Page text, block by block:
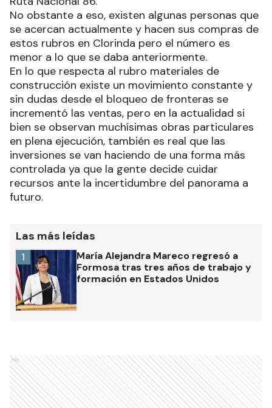
No obstante a eso, existen algunas personas que
se acercan actualmente y hacen sus compras de
estos rubros en Clorinda pero el número es
menor a lo que se daba anteriormente.
En lo que respecta al rubro materiales de
construcción existe un movimiento constante y
sin dudas desde el bloqueo de fronteras se
incrementó las ventas, pero en la actualidad si
bien se observan muchísimas obras particulares
en plena ejecución, también es real que las
inversiones se van haciendo de una forma más
controlada ya que la gente decide cuidar
recursos ante la incertidumbre del panorama a
futuro.
Las más leídas
María Alejandra Mareco regresó a
Formosa tras tres años de trabajo y
formación en Estados Unidos
1
Ads